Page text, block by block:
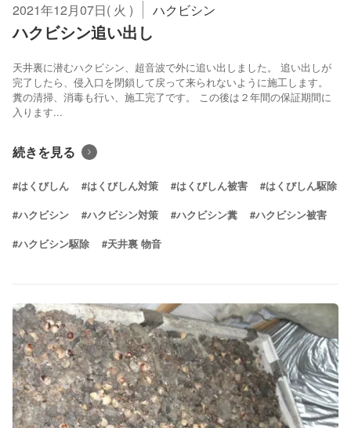
2021年12月07日( 火 ) ハクビシン
ハクビシン追い出し
天井裏に潜むハクビシン、超音波で外に追い出しました。 追い出しが
完了したら、侵入口を閉鎖して戻って来られないように施工します。
糞の清掃、消毒も行い、施工完了です。 この後は２年間の保証期間に
入ります...
続きを見る
#はくびしん #はくびしん対策 #はくびしん被害 #はくびしん駆除
#ハクビシン #ハクビシン対策 #ハクビシン糞 #ハクビシン被害
#ハクビシン駆除 #天井裏 物音